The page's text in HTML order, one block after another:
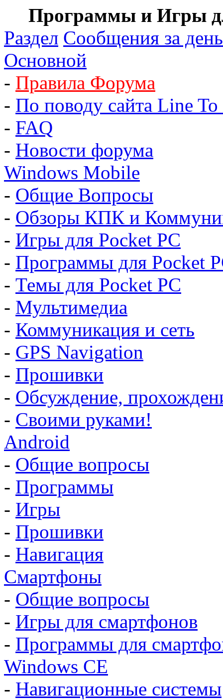
Программы и Игры
Раздел Сообщения за день
Основной
- Правила Форума
- По поводу сайта Line
- FAQ
- Новости форума
Windows Mobile
- Общие Вопросы
- Обзоры КПК и
- Игры для Pocket PC
- Программы для Pocket
- Темы для Pocket PC
- Мультимедиа
- Коммуникация и сеть
- GPS Navigation
- Прошивки
- Обсуждение,
- Своими руками!
Android
- Общие вопросы
- Программы
- Игры
- Прошивки
- Навигация
Смартфоны
- Общие вопросы
- Игры для смартфонов
- Программы для
Windows CE
- Навигационные системы